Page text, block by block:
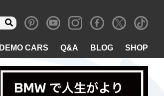
DEMO CARS Q&A BLOG SHOP